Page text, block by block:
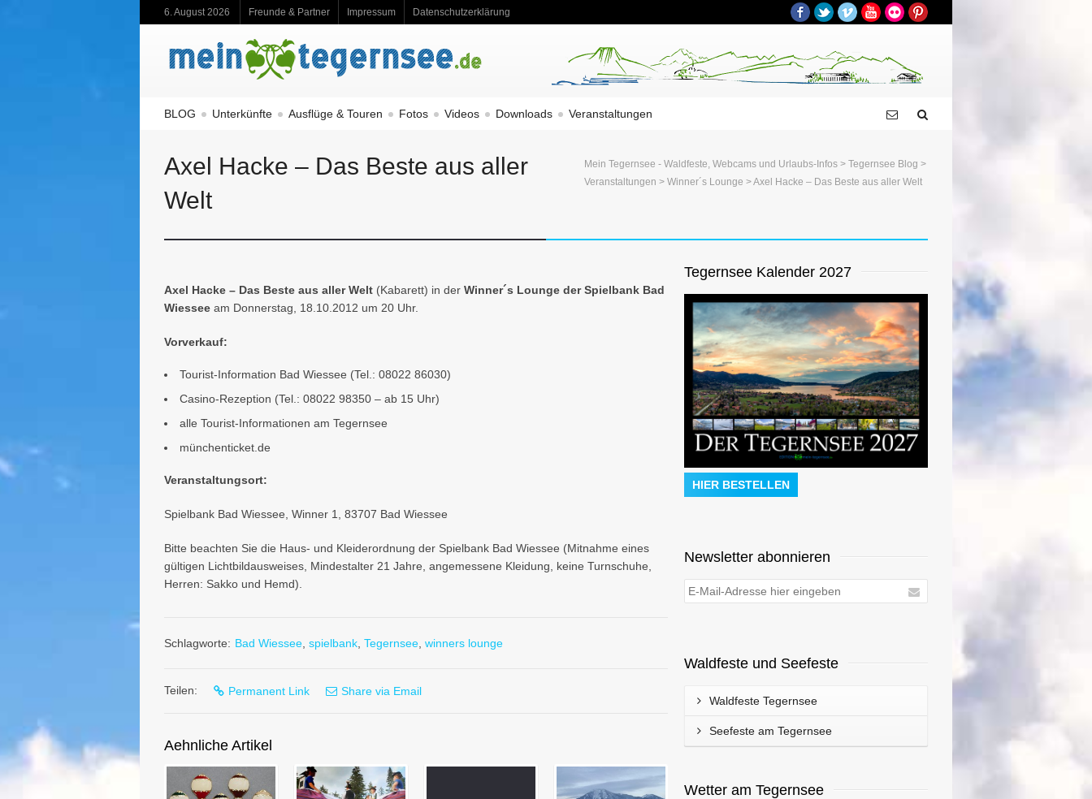
6. August 2026 Freunde & Partner Impressum Datenschutzerklärung Facebook
TwitterVimeoYouTube
Flickr
BLOG Unterkünfte Ausflüge & Touren Fotos Videos Downloads Veranstaltungen
Axel Hacke – Das Beste aus aller
Welt
Mein Tegernsee - Waldfeste, Webcams und Urlaubs-Infos > Tegernsee Blog >
Veranstaltungen > Winner´s Lounge > Axel Hacke – Das Beste aus aller Welt
Axel Hacke – Das Beste aus aller Welt (Kabarett) in der Winner´s Lounge der Spielbank Bad
Wiessee am Donnerstag, 18.10.2012 um 20 Uhr.
Vorverkauf:
Tourist-Information Bad Wiessee (Tel.: 08022 86030)
Casino-Rezeption (Tel.: 08022 98350 – ab 15 Uhr)
alle Tourist-Informationen am Tegernsee
münchenticket.de
Veranstaltungsort:
Spielbank Bad Wiessee, Winner 1, 83707 Bad Wiessee
Bitte beachten Sie die Haus- und Kleiderordnung der Spielbank Bad Wiessee (Mitnahme eines
gültigen Lichtbildausweises, Mindestalter 21 Jahre, angemessene Kleidung, keine Turnschuhe,
Herren: Sakko und Hemd).
Schlagworte: Bad Wiessee spielbank Tegernsee winners lounge
Teilen: Permanent Link Share via Email
Aehnliche Artikel
Tegernsee Kalender 2027
HIER BESTELLEN
Newsletter abonnieren
Waldfeste und Seefeste
Waldfeste Tegernsee
Seefeste am Tegernsee
Wetter am Tegernsee